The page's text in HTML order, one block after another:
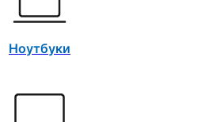
Ноутбуки